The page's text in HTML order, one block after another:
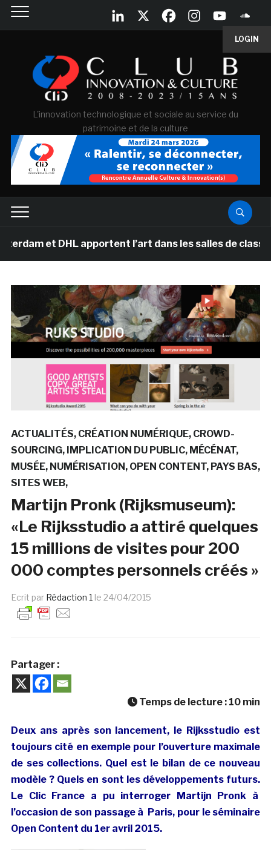
LOGIN
L'innovation technologique et sociale au service du
patrimoine et de la culture
et DHL apportent l’art dans les salles de classe des
ACTUALITÉS CRÉATION NUMÉRIQUE CROWD-
SOURCING IMPLICATION DU PUBLIC MÉCÉNAT
MUSÉE NUMÉRISATION OPEN CONTENT PAYS BAS
SITES WEB
Martijn Pronk (Rijksmuseum):
«Le Rijksstudio a attiré quelques
15 millions de visites pour 200
000 comptes personnels créés »
Ecrit par Rédaction 1 le 24/04/2015
Partager :
Temps de lecture : 10 min
Deux ans après son lancement, le Rijksstudio est
toujours cité en exemple pour l’ouverture maximale
de ses collections. Quel est le bilan de ce nouveau
modèle ? Quels en sont les développements futurs.
Le Clic France a pu interroger Martijn Pronk à
l’occasion de son passage à Paris, pour le séminaire
Open Content du 1er avril 2015.